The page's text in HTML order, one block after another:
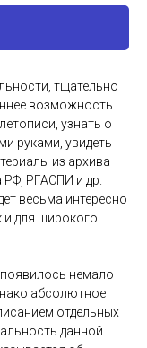
тщательно
возможность
узнать о
руками, увидеть
из архива
РФ, РГАСПИ и др.
весьма интересно
и для широкого
немало
абсолютное
отдельных
данной